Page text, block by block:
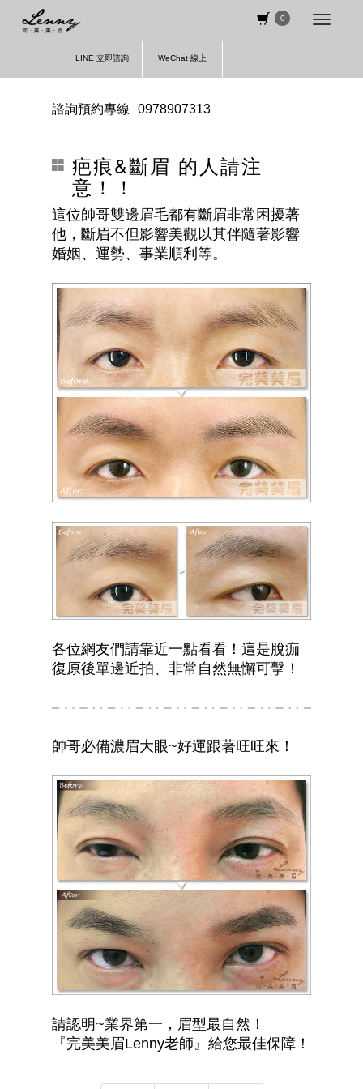
0
LINE 立即諮詢 WeChat 線上
諮詢預約專線 0978907313
疤痕&斷眉 的人請注
意！！
這位帥哥雙邊眉毛都有斷眉非常困擾著
他，斷眉不但影響美觀以其伴隨著影響
婚姻、運勢、事業順利等。
各位網友們請靠近一點看看！這是脫痂
復原後單邊近拍、非常自然無懈可擊！
帥哥必備濃眉大眼~好運跟著旺旺來！
請認明~業界第一，眉型最自然！
『完美美眉Lenny老師』給您最佳保障！